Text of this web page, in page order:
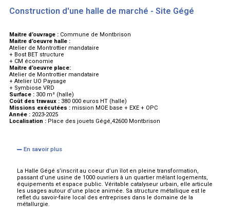
Construction d'une halle de marché - Site Gégé
Maitre d’ouvrage : Commune de Montbrison
Maitre d’oeuvre halle :
Atelier de Montrottier mandataire
+ Bost BET structure
+ CM économie
Maitre d’oeuvre place:
Atelier de Montrottier mandataire
+ Atelier UO Paysage
+ Symbiose VRD
Surface : 300 m² (halle)
Coût des travaux : 380 000 euros HT (halle)
Missions exécutées : mission MOE base + EXE + OPC
Année : 2023-2025
Localisation : Place des jouets Gégé,42600 Montbrison
En savoir plus
La Halle Gégé s’inscrit au coeur d’un îlot en pleine transformation,
passant d’une usine de 1000 ouvriers à un quartier mêlant logements,
équipements et espace public. Véritable catalyseur urbain, elle articule
les usages autour d’une place animée. Sa structure métallique est le
reflet du savoir-faire local des entreprises dans le domaine de la
métallurgie.